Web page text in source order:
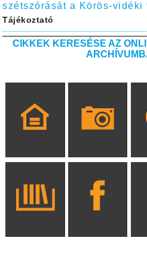
szétszórását a Körös-vidéki
Tájékoztató
CIKKEK KERESÉSE AZ